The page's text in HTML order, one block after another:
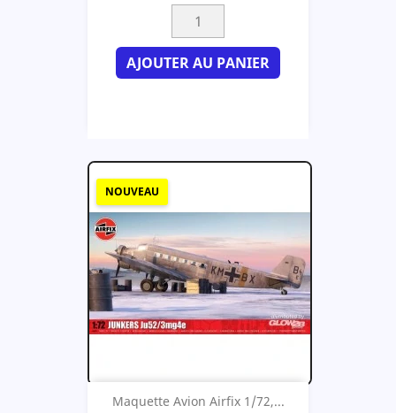
AJOUTER AU PANIER
Maquette Avion Airfix 1/72,...
NOUVEAU